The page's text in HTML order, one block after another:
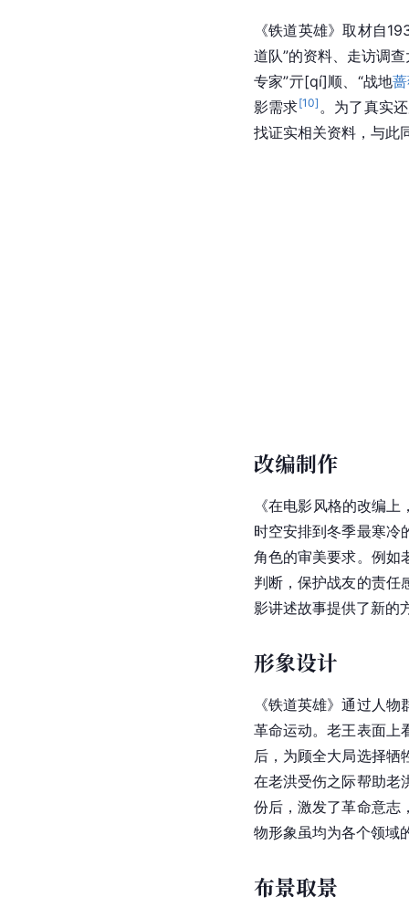
《铁道英雄》取材自
道队”的资料、走访调
专家”亓[qí]顺、“战地
影需求[10] 。为了真实
找证实相关资料，与此
改编制作
《在电影风格的改编
时空安排到冬季最寒冷
角色的审美要求。例如
判断，保护战友的责任
影讲述故事提供了新的
形象设计
《铁道英雄》通过人
革命运动。老王表面上
后，为顾全大局选择牺
在老洪受伤之际帮助老
份后，激发了革命意志
物形象虽均为各个领域
布景取景